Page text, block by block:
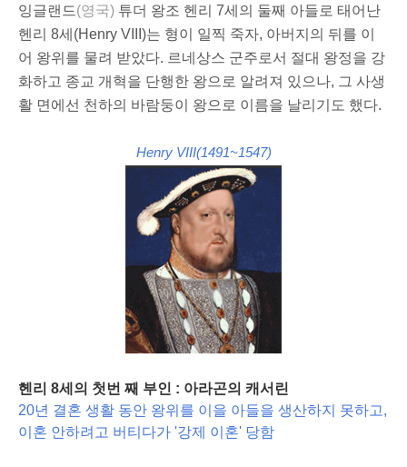
로드
잉글랜드(영국) 튜더 왕조 헨리 7세의 둘째 아들로 태어난
헨리 8세(Henry VIII)는 형이 일찍 죽자, 아버지의 뒤를 이
어 왕위를 물려 받았다. 르네상스 군주로서 절대 왕정을 강
화하고 종교 개혁을 단행한 왕으로 알려져 있으나, 그 사생
활 면에선 천하의 바람둥이 왕으로 이름을 날리기도 했다.
Henry VIII(1491~1547)
헨리 8세의 첫번 째 부인 : 아라곤의 캐서린
20년 결혼 생활 동안 왕위를 이을 아들을 생산하지 못하고,
이혼 안하려고 버티다가 '강제 이혼' 당함